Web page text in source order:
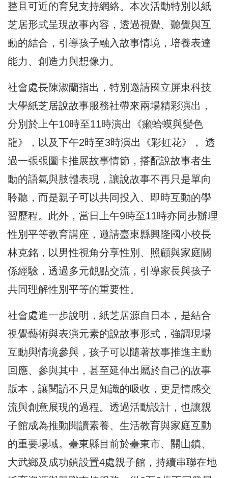
整且可近的育兒支持網絡。本次活動特別以紙
芝居形式呈現故事內容，透過視覺、聽覺與互
動的結合，引導孩子融入故事情境，培養表達
能力、創造力與想像力。
社會處長陳淑蘭指出，特別邀請國立屏東科技
大學紙芝居說故事服務社帶來兩場精彩演出，
分別於上午10時至11時演出《癩蛤蟆與變色
龍》，以及下午2時至3時演出《彩虹花》， 透
過一張張圖卡推展故事情節，搭配說故事者生
動的語氣與肢體表現，讓說故事不再只是單向
聆聽，而是親子可以共同投入、即時互動的學
習歷程。此外，當日上午9時至11時亦同步辦理
性別平等教育講座，邀請臺東縣興隆國小校長
林克銘，以男性視角分享性別、照顧與家庭關
係經驗，透過多元觀點交流，引導家長與孩子
共同理解性別平等的重要性。
社會處進一步說明，紙芝居源自日本，是結合
視覺藝術與表演元素的說故事形式，強調現場
互動與情境參與，孩子可以隨著故事推進主動
回應、參與其中，甚至延伸出屬於自己的故事
版本，讓閱讀不只是知識的吸收，更是情感交
流與創意展現的過程。透過活動設計，也讓親
子館成為推動閱讀素養、生活教育與家庭互動
的重要場域。臺東縣目前於臺東市、關山鎮、
大武鄉及成功鎮設置4處親子館，持續串聯在地